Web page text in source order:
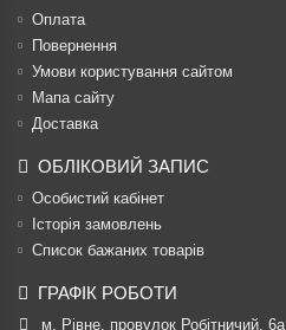
Оплата
Повернення
Умови користування сайтом
Мапа сайту
Доставка
ОБЛІКОВИЙ ЗАПИС
Особистий кабінет
Історія замовлень
Список бажаних товарів
ГРАФІК РОБОТИ
м. Рівне, провулок Робітничий, 6а